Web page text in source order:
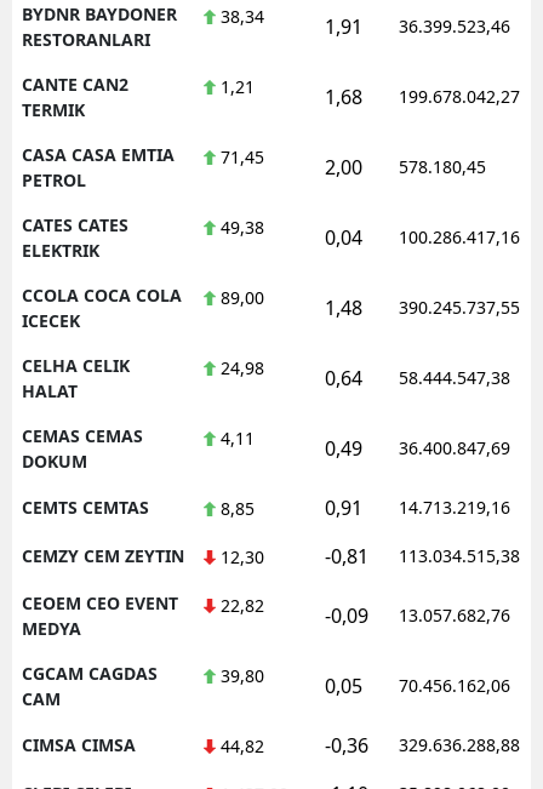
BYDNR BAYDONER
RESTORANLARI
38,34 1,91 36.399.523,46
CANTE CAN2
TERMIK
1,21 1,68 199.678.042,27
CASA CASA EMTIA
PETROL
71,45 2,00 578.180,45
CATES CATES
ELEKTRIK
49,38 0,04 100.286.417,16
CCOLA COCA COLA
ICECEK
89,00 1,48 390.245.737,55
CELHA CELIK
HALAT
24,98 0,64 58.444.547,38
CEMAS CEMAS
DOKUM
4,11 0,49 36.400.847,69
CEMTS CEMTAS 8,85 0,91 14.713.219,16
CEMZY CEM ZEYTIN 12,30 -0,81 113.034.515,38
CEOEM CEO EVENT
MEDYA
22,82 -0,09 13.057.682,76
CGCAM CAGDAS
CAM
39,80 0,05 70.456.162,06
CIMSA CIMSA 44,82 -0,36 329.636.288,88